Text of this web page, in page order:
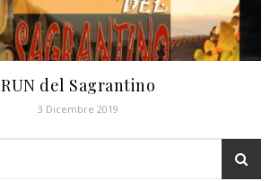
RUN del Sagrantino
3 Dicembre 2019